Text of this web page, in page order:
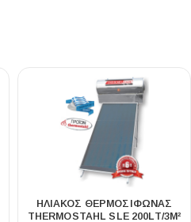
ΗΛΙΑΚΟΣ ΘΕΡΜΟΣΙΦΩΝΑΣ
THERMOSTAHL SLE 200LT/3M²